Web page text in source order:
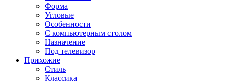
Форма
Угловые
Особенности
С компьютерным столом
Назначение
Под телевизор
Прихожие
Стиль
Классика